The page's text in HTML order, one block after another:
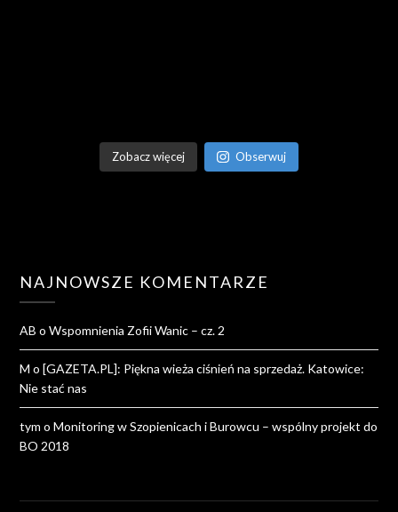
Zobacz więcej Obserwuj
NAJNOWSZE KOMENTARZE
AB oWspomnienia Zofii Wanic – cz. 2
M o[GAZETA.PL]: Piękna wieża ciśnień na sprzedaż. Katowice:
Nie stać nas
tym oMonitoring w Szopienicach i Burowcu – wspólny projekt do
BO 2018